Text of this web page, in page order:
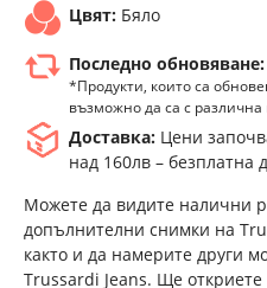
Цвят: Бяло
Последно обновяване:
*Продукти, които са
възможно да са с
Доставка: Цени
над 160лв – безплатна
Можете да видите налични
допълнителни снимки на
както и да намерите други
Trussardi Jeans. Ще